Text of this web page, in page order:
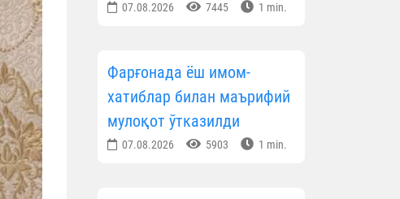
07.08.2026 7445 1 min.
Фарғонада ёш имом-
хатиблар билан маърифий
мулоқот ўтказилди
07.08.2026 5903 1 min.